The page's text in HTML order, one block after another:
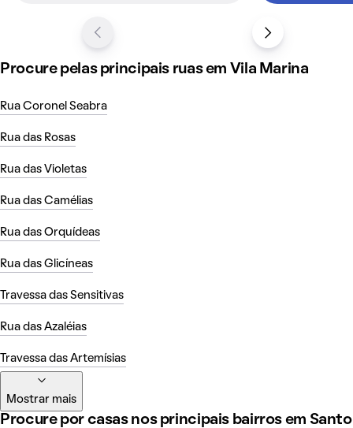
Procure pelas principais ruas em Vila Marina
Rua Coronel Seabra
Rua das Rosas
Rua das Violetas
Rua das Camélias
Rua das Orquídeas
Rua das Glicíneas
Travessa das Sensitivas
Rua das Azaléias
Travessa das Artemísias
Mostrar mais
Procure por casas nos principais bairros em Santo